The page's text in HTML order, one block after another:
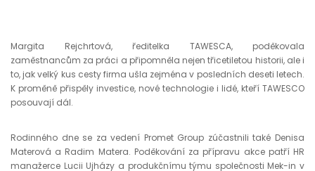
Margita Rejchrtová, ředitelka TAWESCA, poděkovala
zaměstnancům za práci a připomněla nejen třicetiletou historii, ale i
to, jak velký kus cesty firma ušla zejména v posledních deseti letech.
K proměně přispěly investice, nové technologie i lidé, kteří TAWESCO
posouvají dál.
Rodinného dne se za vedení Promet Group zúčastnili také Denisa
Materová a Radim Matera. Poděkování za přípravu akce patří HR
manažerce Lucii Ujházy a produkčnímu týmu společnosti Mek-in v